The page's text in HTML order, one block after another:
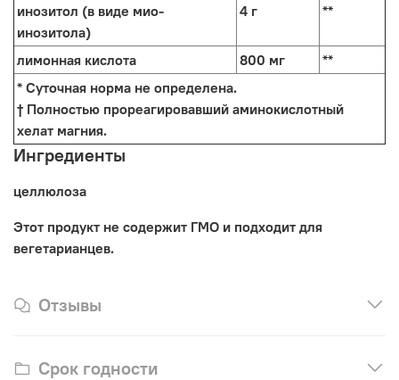
инозитол (в виде мио-
инозитола)
4 г **
лимонная кислота 800 мг
**
* Суточная норма не определена.
† Полностью прореагировавший аминокислотный
хелат магния.
Ингредиенты
целлюлоза
Этот продукт не содержит ГМО и подходит для
вегетарианцев.
Отзывы
Срок годности